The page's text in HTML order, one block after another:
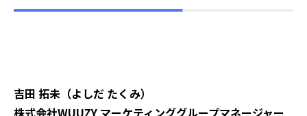
吉田 拓未（よしだ たくみ）